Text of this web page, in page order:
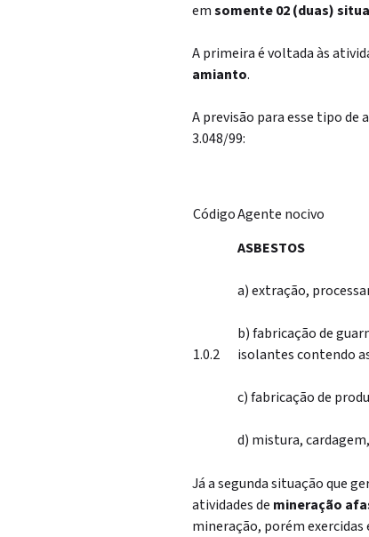
emsomente 02 (duas)
A primeira é voltada às
amianto.
A previsão para esse tipo
3.048/99:
CódigoAgente nocivo
1.0.2
ASBESTOS
a) extração,
b) fabricação de
isolantes contendo
c) fabricação de
d) mistura,
Já a segunda situação que
atividades de mineração
mineração, porém exercidas